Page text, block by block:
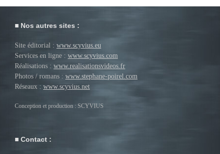
Nos autres sites :
Site éditorial : www.scyvius.eu
Services en ligne : www.scyvius.com
Réalisations : www.realisationsvideos.fr
Photos / romans : www.stephane-poirel.com
Réseaux : www.scyvius.net
Conception et production : SCYVIUS
Contact :